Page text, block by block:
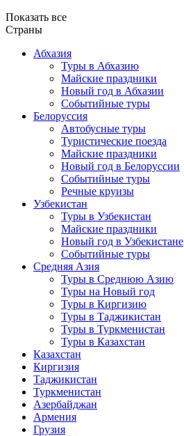
Показать все
Страны
Абхазия
Туры в Абхазию
Майские праздники
Новый год в Абхазии
Событийные туры
Белоруссия
Автобусные туры
Туристические поезда
Майские праздники
Новый год в Белоруссии
Событийные туры
Речные круизы
Узбекистан
Туры в Узбекистан
Майские праздники
Новый год в Узбекистане
Событийные туры
Средняя Азия
Туры в Среднюю Азию
Туры на Новый год
Туры в Киргизию
Туры в Таджикистан
Туры в Туркменистан
Туры в Казахстан
Казахстан
Киргизия
Таджикистан
Туркменистан
Азербайджан
Армения
Грузия